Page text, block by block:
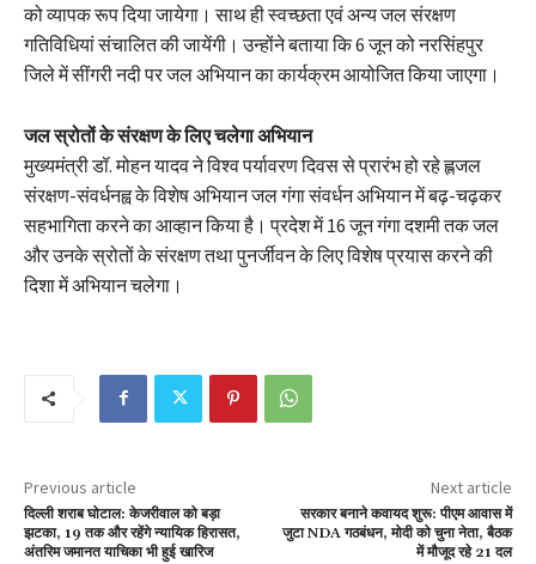
को व्यापक रूप दिया जायेगा। साथ ही स्वच्छता एवं अन्य जल संरक्षण
गतिविधियां संचालित की जायेंगी। उन्होंने बताया कि 6 जून को नरसिंहपुर
जिले में सींगरी नदी पर जल अभियान का कार्यक्रम आयोजित किया जाएगा।
जल स्रोतों के संरक्षण के लिए चलेगा अभियान
मुख्यमंत्री डॉ. मोहन यादव ने विश्व पर्यावरण दिवस से प्रारंभ हो रहे ह्लजल
संरक्षण-संवर्धनह्व के विशेष अभियान जल गंगा संवर्धन अभियान में बढ़-चढ़कर
सहभागिता करने का आव्हान किया है। प्रदेश में 16 जून गंगा दशमी तक जल
और उनके स्रोतों के संरक्षण तथा पुनर्जीवन के लिए विशेष प्रयास करने की
दिशा में अभियान चलेगा।
Previous article
दिल्ली शराब घोटाल: केजरीवाल को बड़ा
झटका, 19 तक और रहेंगे न्यायिक हिरासत,
अंतरिम जमानत याचिका भी हुई खारिज
Next article
सरकार बनाने कवायद शुरू: पीएम आवास में
जुटा NDA गठबंधन, मोदी को चुना नेता, बैठक
में मौजूद रहे 21 दल